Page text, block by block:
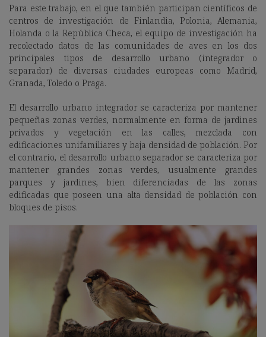
Para este trabajo, en el que también participan científicos de
centros de investigación de Finlandia, Polonia, Alemania,
Holanda o la República Checa, el equipo de investigación ha
recolectado datos de las comunidades de aves en los dos
principales tipos de desarrollo urbano (integrador o
separador) de diversas ciudades europeas como Madrid,
Granada, Toledo o Praga.
El desarrollo urbano integrador se caracteriza por mantener
pequeñas zonas verdes, normalmente en forma de jardines
privados y vegetación en las calles, mezclada con
edificaciones unifamiliares y baja densidad de población. Por
el contrario, el desarrollo urbano separador se caracteriza por
mantener grandes zonas verdes, usualmente grandes
parques y jardines, bien diferenciadas de las zonas
edificadas que poseen una alta densidad de población con
bloques de pisos.